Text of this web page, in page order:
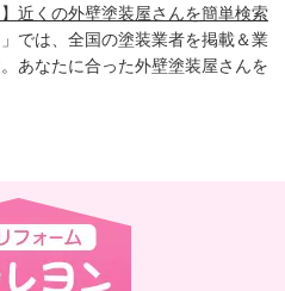
近くの外壁塗装屋さんを簡単検索
では、全国の塗装業者を掲載＆業
あなたに合った外壁塗装屋さんを